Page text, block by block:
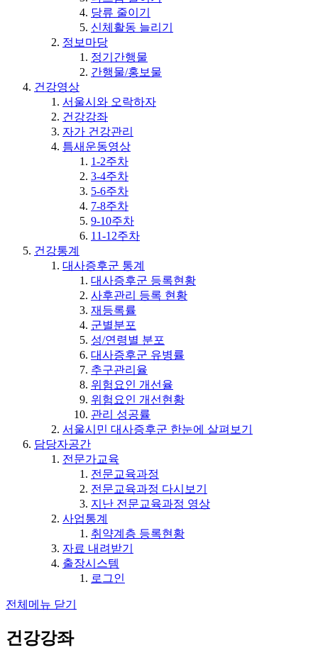
당류 줄이기
신체활동 늘리기
정보마당
정기간행물
간행물/홍보물
건강영상
서울시와 오락하자
건강강좌
자가 건강관리
틈새운동영상
1-2주차
3-4주차
5-6주차
7-8주차
9-10주차
11-12주차
건강통계
대사증후군 통계
대사증후군 등록현황
사후관리 등록 현황
재등록률
군별분포
성/연령별 분포
대사증후군 유병률
추구관리율
위험요인 개선율
위험요인 개선현황
관리 성공률
서울시민 대사증후군 한눈에 살펴보기
담당자공간
전문가교육
전문교육과정
전문교육과정 다시보기
지난 전문교육과정 영상
사업통계
취약계층 등록현황
자료 내려받기
출장시스템
로그인
전체메뉴 닫기
건강강좌